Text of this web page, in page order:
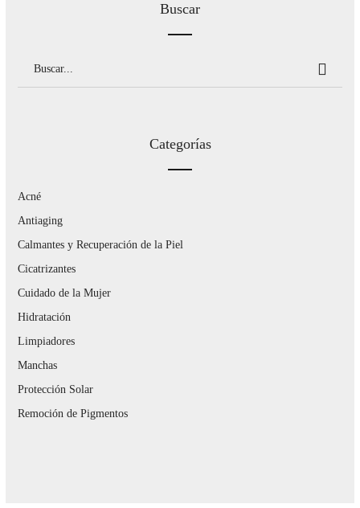
Buscar
Categorías
Acné
Antiaging
Calmantes y Recuperación de la Piel
Cicatrizantes
Cuidado de la Mujer
Hidratación
Limpiadores
Manchas
Protección Solar
Remoción de Pigmentos